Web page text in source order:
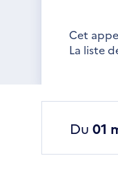
Cet
La liste
Du 01